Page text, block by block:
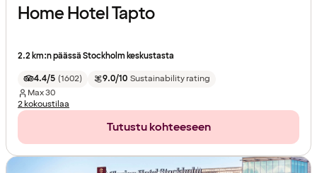
Home Hotel Tapto
2.2 km:n päässä Stockholm keskustasta
4.4/5 (1602) 9.0/10 Sustainability rating
Max30
2 kokoustilaa
Tutustu kohteeseen